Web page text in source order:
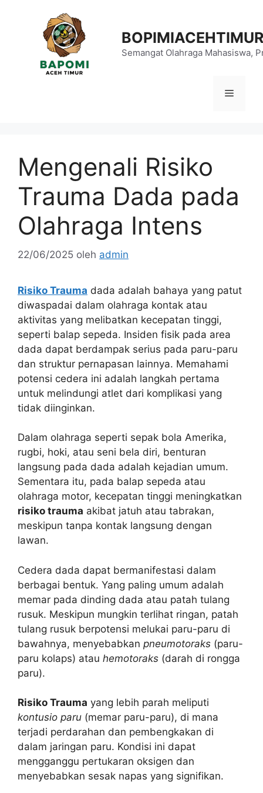
BOPIMIACEHTIMUR
Semangat Olahraga Mahasiswa,
Menu
Mengenali Risiko
Trauma Dada pada
Olahraga Intens
22/06/2025 oleh admin
Risiko Trauma dada adalah bahaya yang patut
diwaspadai dalam olahraga kontak atau
aktivitas yang melibatkan kecepatan tinggi,
seperti balap sepeda. Insiden fisik pada area
dada dapat berdampak serius pada paru-paru
dan struktur pernapasan lainnya. Memahami
potensi cedera ini adalah langkah pertama
untuk melindungi atlet dari komplikasi yang
tidak diinginkan.
Dalam olahraga seperti sepak bola Amerika,
rugbi, hoki, atau seni bela diri, benturan
langsung pada dada adalah kejadian umum.
Sementara itu, pada balap sepeda atau
olahraga motor, kecepatan tinggi meningkatkan
risiko trauma akibat jatuh atau tabrakan,
meskipun tanpa kontak langsung dengan
lawan.
Cedera dada dapat bermanifestasi dalam
berbagai bentuk. Yang paling umum adalah
memar pada dinding dada atau patah tulang
rusuk. Meskipun mungkin terlihat ringan, patah
tulang rusuk berpotensi melukai paru-paru di
bawahnya, menyebabkan pneumotoraks (paru-
paru kolaps) atau hemotoraks (darah di rongga
paru).
Risiko Trauma yang lebih parah meliputi
kontusio paru (memar paru-paru), di mana
terjadi perdarahan dan pembengkakan di
dalam jaringan paru. Kondisi ini dapat
mengganggu pertukaran oksigen dan
menyebabkan sesak napas yang signifikan.